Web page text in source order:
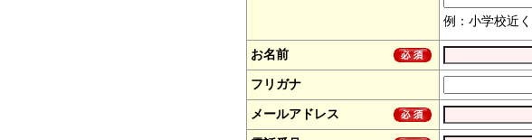
例：小学校近
お名前
フリガナ
メールアドレス